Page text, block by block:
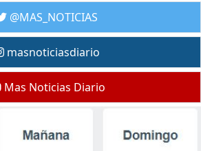
@MAS_NOTICIAS
masnoticiasdiario
Mas Noticias Diario